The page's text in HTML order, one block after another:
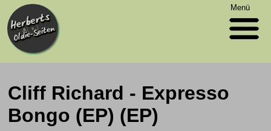
Menü
Cliff Richard - Expresso
Bongo (EP) (EP)